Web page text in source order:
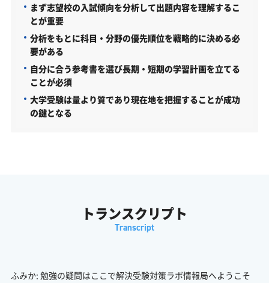
まず志望校の入試傾向を分析して出題内容を理解するこ
とが重要
分析をもとに科目・分野の優先順位を戦略的に決める必
要がある
自分に合う参考書を選び長期・短期の学習計画を立てる
ことが必須
大学受験は量より質であり現在地を把握することが成功
の鍵となる
トランスクリプト
ふみか: 勉強の疑問はここで解決受験対策ラボ情報局へようこそ